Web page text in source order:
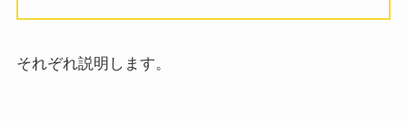
それぞれ説明します。